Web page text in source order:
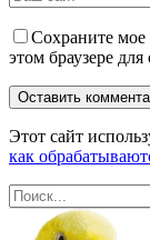
Сохраните мое
этом браузере
Этот сайт
как